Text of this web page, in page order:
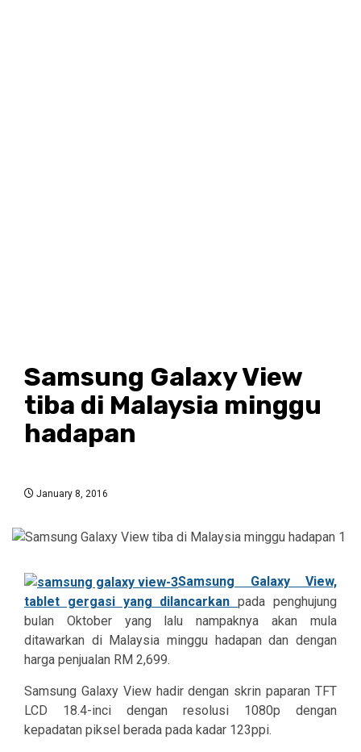
Samsung Galaxy View
tiba di Malaysia minggu
hadapan
January 8, 2016
Samsung Galaxy View,
tablet gergasi yang dilancarkanpada penghujung
bulan Oktober yang lalu nampaknya akan mula
ditawarkan di Malaysia minggu hadapan dan dengan
harga penjualan RM 2,699.
Samsung Galaxy View hadir dengan skrin paparan TFT
LCD 18.4-inci dengan resolusi 1080p dengan
kepadatan piksel berada pada kadar 123ppi.